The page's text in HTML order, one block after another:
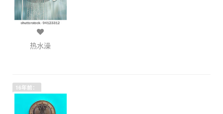
热水澡
16年前：